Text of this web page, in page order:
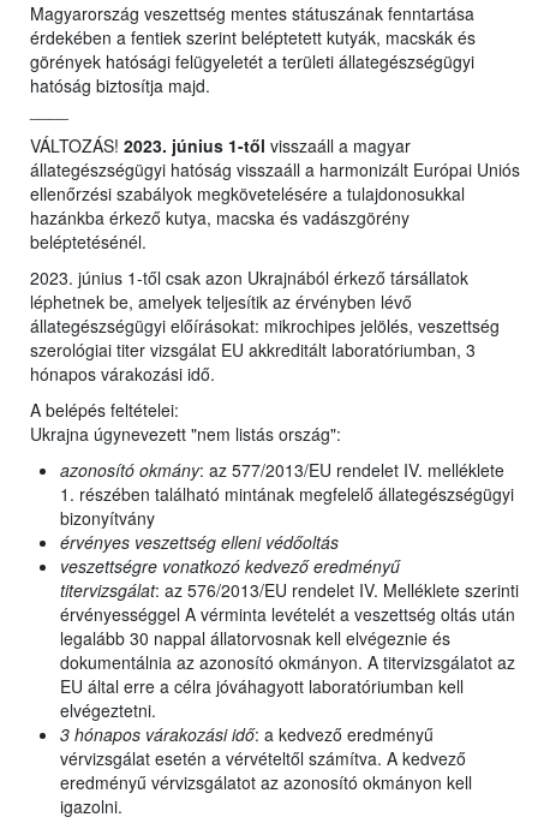
Magyarország veszettség mentes státuszának fenntartása
érdekében a fentiek szerint beléptetett kutyák, macskák és
görények hatósági felügyeletét a területi állategészségügyi
hatóság biztosítja majd.
VÁLTOZÁS! 2023. június 1-től visszaáll a magyar
állategészségügyi hatóság visszaáll a harmonizált Európai Uniós
ellenőrzési szabályok megkövetelésére a tulajdonosukkal
hazánkba érkező kutya, macska és vadászgörény
beléptetésénél.
2023. június 1-től csak azon Ukrajnából érkező társállatok
léphetnek be, amelyek teljesítik az érvényben lévő
állategészségügyi előírásokat: mikrochipes jelölés, veszettség
szerológiai titer vizsgálat EU akkreditált laboratóriumban, 3
hónapos várakozási idő.
A belépés feltételei:
Ukrajna úgynevezett "nem listás ország":
azonosító okmány: az 577/2013/EU rendelet IV. melléklete
1. részében található mintának megfelelő állategészségügyi
bizonyítvány
érvényes veszettség elleni védőoltás
veszettségre vonatkozó kedvező eredményű
titervizsgálat: az 576/2013/EU rendelet IV. Melléklete szerinti
érvényességgel A vérminta levételét a veszettség oltás után
legalább 30 nappal állatorvosnak kell elvégeznie és
dokumentálnia az azonosító okmányon. A titervizsgálatot az
EU által erre a célra jóváhagyott laboratóriumban kell
elvégeztetni.
3 hónapos várakozási idő: a kedvező eredményű
vérvizsgálat esetén a vérvételtől számítva. A kedvező
eredményű vérvizsgálatot az azonosító okmányon kell
igazolni.